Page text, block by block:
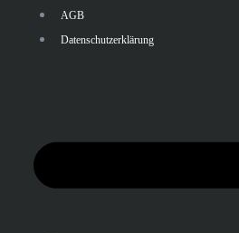
AGB
Datenschutzerklärung